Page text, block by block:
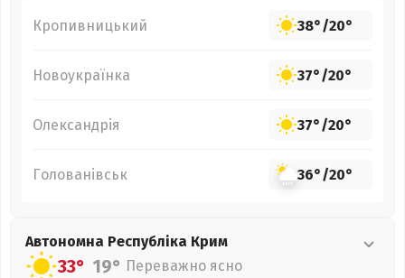
Кропивницький 38°/20°
Новоукраїнка 37°/20°
Олександрія 37°/20°
Голованівськ 36°/20°
Автономна Республіка Крим
33° 19° Переважно ясно